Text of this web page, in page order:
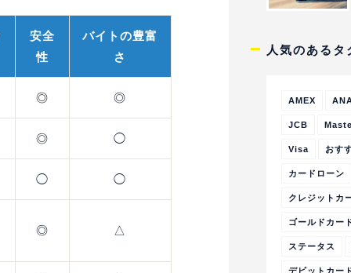
安全
性
バイトの豊富
さ
◎ ◎
◎ ◯
◯ ◯
◎ △
人気のあるタ
AMEX
JCB
Visa おす
カードローン
クレジットカ
ゴールドカー
ステータス
デビットカー